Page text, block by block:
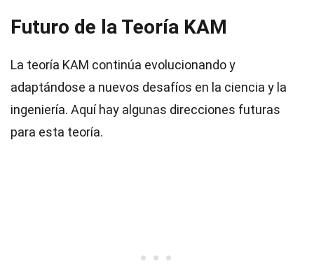
Futuro de la Teoría KAM
La teoría KAM continúa evolucionando y
adaptándose a nuevos desafíos en la ciencia y la
ingeniería. Aquí hay algunas direcciones futuras
para esta teoría.